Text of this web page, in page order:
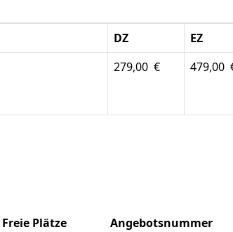
DZ
EZ
279,00 € 479,00
Freie Plätze
Angebotsnummer